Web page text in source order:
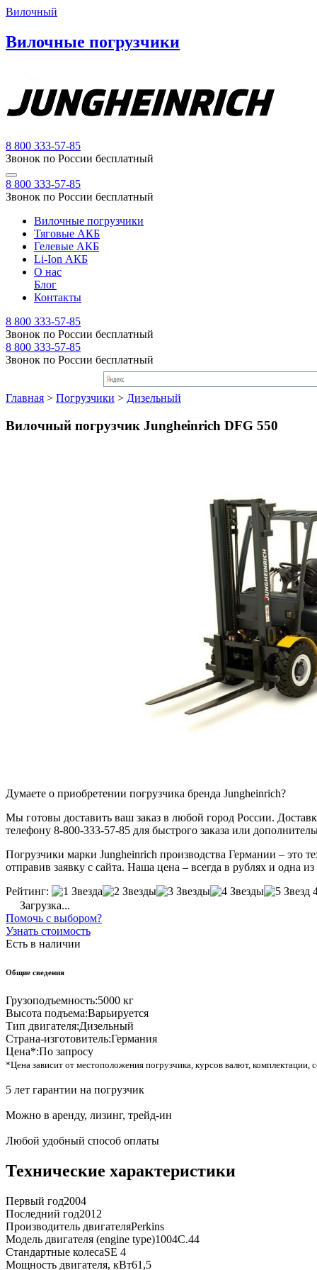
Вилочный
Вилочные погрузчики
8 800 333-57-85
Звонок по России бесплатный
8 800 333-57-85
Звонок по России бесплатный
Вилочные погрузчики
Тяговые АКБ
Гелевые АКБ
Li-Ion АКБ
О нас
Блог
Контакты
8 800 333-57-85
Звонок по России бесплатный
8 800 333-57-85
Звонок по России бесплатный
Главная > Погрузчики > Дизельный
Вилочный погрузчик Jungheinrich DFG 550
Думаете о приобретении погрузчика бренда Jungheinrich?
Мы готовы доставить ваш заказ в любой город России.
телефону 8-800-333-57-85 для быстрого заказа или
Погрузчики марки Jungheinrich производства Германии – это
отправив заявку с сайта. Наша цена – всегда в рублях и одна
Рейтинг:
Загрузка...
Помочь с выбором?
Узнать стоимость
Есть в наличии
Общие сведения
Грузоподъемность:5000 кг
Высота подъема:Варьируется
Тип двигателя:Дизельный
Страна-изготовитель:Германия
Цена*:По запросу
*Цена зависит от местоположения погрузчика, курсов валют, комплектации,
5 лет гарантии на погрузчик
Можно в аренду, лизинг, трейд-ин
Любой удобный способ оплаты
Технические характеристики
Первый год2004
Последний год2012
Производитель двигателяPerkins
Модель двигателя (engine type)1004C.44
Стандартные колесаSE 4
Мощность двигателя, кВт61,5